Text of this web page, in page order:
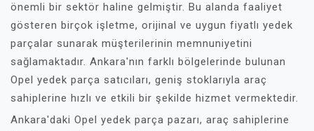
önemli bir sektör haline gelmiştir. Bu alanda faaliyet
gösteren birçok işletme, orijinal ve uygun fiyatlı yedek
parçalar sunarak müşterilerinin memnuniyetini
sağlamaktadır. Ankara'nın farklı bölgelerinde bulunan
Opel yedek parça satıcıları, geniş stoklarıyla araç
sahiplerine hızlı ve etkili bir şekilde hizmet vermektedir.
Ankara'daki Opel yedek parça pazarı, araç sahiplerine